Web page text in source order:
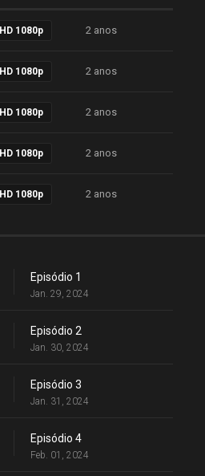
HD 1080p 2 anos
HD 1080p 2 anos
HD 1080p 2 anos
HD 1080p 2 anos
HD 1080p 2 anos
Episódio 1
Jan. 29, 2024
Episódio 2
Jan. 30, 2024
Episódio 3
Jan. 31, 2024
Episódio 4
Feb. 01, 2024